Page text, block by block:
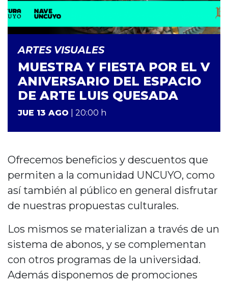
ARTES VISUALES
MUESTRA Y FIESTA POR EL V
ANIVERSARIO DEL ESPACIO
DE ARTE LUIS QUESADA
JUE 13 AGO | 20:00 h
Ofrecemos beneficios y descuentos que
permiten a la comunidad UNCUYO, como
así también al público en general disfrutar
de nuestras propuestas culturales.
Los mismos se materializan a través de un
sistema de abonos, y se complementan
con otros programas de la universidad.
Además disponemos de promociones